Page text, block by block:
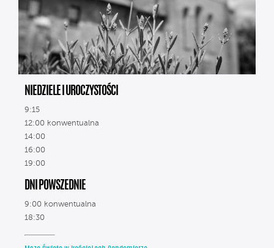
NIEDZIELE I UROCZYSTOŚCI
9:15
12:00 konwentualna
14:00
16:00
19:00
DNI POWSZEDNIE
9:00 konwentualna
18:30